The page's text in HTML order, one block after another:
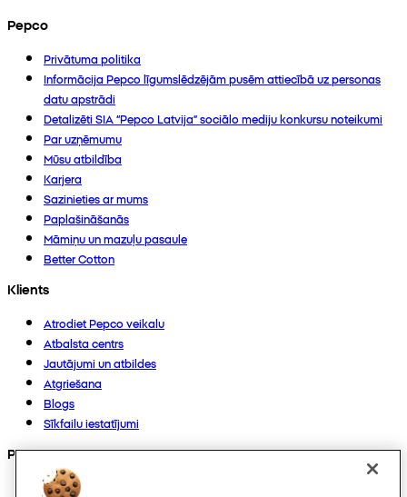
Pepco
Privātuma politika
Informācija Pepco līgumslēdzējām pusēm attiecībā uz personas
datu apstrādi
Detalizēti SIA “Pepco Latvija” sociālo mediju konkursu noteikumi
Par uzņēmumu
Mūsu atbildība
Karjera
Sazinieties ar mums
Paplašināšanās
Māmiņu un mazuļu pasaule
Better Cotton
Klients
Atrodiet Pepco veikalu
Atbalsta centrs
Jautājumi un atbildes
Atgriešana
Blogs
Sīkfailu iestatījumi
Preces
Kolekcijas